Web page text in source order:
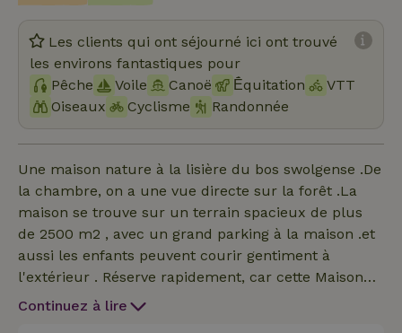
Les clients qui ont séjourné ici ont trouvé
les environs fantastiques pour
Pêche
Voile Canoë Ḗquitation
VTT
Oiseaux
Cyclisme Randonnée
Une maison nature à la lisière du bos swolgense .De
la chambre, on a une vue directe sur la forêt .La
maison se trouve sur un terrain spacieux de plus
de 2500 m2 , avec un grand parking à la maison .et
aussi les enfants peuvent courir gentiment à
l'extérieur . Réserve rapidement, car cette Maison
nature est très populaire.
Continuez à lire